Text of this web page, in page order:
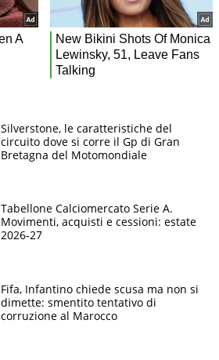
Silverstone, le caratteristiche del
circuito dove si corre il Gp di Gran
Bretagna del Motomondiale
Tabellone Calciomercato Serie A.
Movimenti, acquisti e cessioni: estate
2026-27
Fifa, Infantino chiede scusa ma non si
dimette: smentito tentativo di
corruzione al Marocco